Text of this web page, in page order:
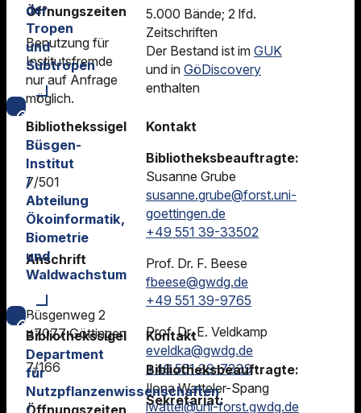
Öffnungszeiten
Benutzung für
Institutsfremde
nur auf Anfrage
möglich.
5.000 Bände; 2 lfd.
Zeitschriften
Der Bestand ist im GUK
und in GöDiscovery
enthalten
der
Tropen
und
Subtropen
Bibliothekssigel
7/501
Anschrift
Büsgenweg 2
37077 Göttingen
Kontakt
Bibliotheksbeauftragte:
Susanne Grube
susanne.grube@forst.uni-
goettingen.de
+49 551 39-33502
Prof. Dr. F. Beese
fbeese@gwdg.de
+49 551 39-9765
Prof. Dr. E. Veldkamp
eveldka@gwdg.de
+49 551 39-7339
Sekretariat:
Büsgen-
Institut
/
Abteilung
Ökoinformatik,
Biometrie
und
Waldwachstum
Bibliothekssigel
7/166
Kontakt
Bibliotheksbeauftragte:
Ilona Watteler-Spang
iwattel@uni-forst.gwdg.de
Department
für
Nutzpflanzenwissenschaften
/